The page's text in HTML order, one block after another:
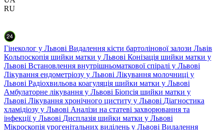
RU
Гінеколог у Львові Видалення кісти бартолінової залози Львів
Кольпоскопія шийки матки у Львові Конізація шийки матки у
Львові Встановлення внутрішньоматкової спіралі у Львові
Лікування ендометріозу у Львові Лікування молочниці у
Львові Радіохвильова коагуляція шийки матки у Львові
Амбулаторне лікування у Львові Біопсія шийки матки у
Львові Лікування хронічного циститу у Львові Діагностика
хламідіозу у Львові Аналізи на статеві захворювання та
інфекції у Львові Дисплазія шийки матки у Львові
Мікроскопія урогенітальних виділень у Львові Видалення